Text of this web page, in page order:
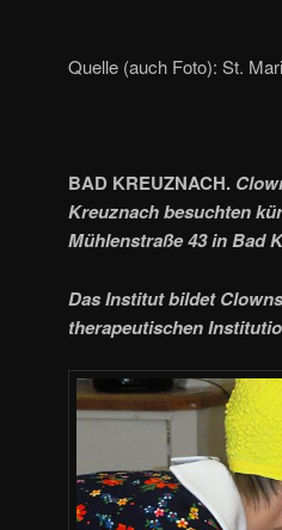
Quelle (auch Foto): St.
BAD KREUZNACH.
Kreuznach besuchten
Mühlenstraße 43 in Bad
Das Institut bildet
therapeutischen